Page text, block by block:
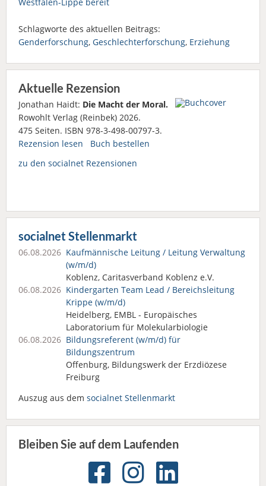
Schlagworte des aktuellen Beitrags:
Genderforschung, Geschlechterforschung, Erziehung
Aktuelle Rezension
Jonathan Haidt: Die Macht der Moral.
Rowohlt Verlag (Reinbek) 2026.
475 Seiten. ISBN 978-3-498-00797-3.
Rezension lesen
Buch bestellen
zu den socialnet Rezensionen
socialnet Stellenmarkt
06.08.2026 Kaufmännische Leitung / Leitung Verwaltung
(w/m/d)
Koblenz, Caritasverband Koblenz e.V.
06.08.2026 Kindergarten Team Lead / Bereichsleitung
Krippe (w/m/d)
Heidelberg, EMBL - Europäisches
Laboratorium für Molekularbiologie
06.08.2026 Bildungsreferent (w/m/d) für
Bildungszentrum
Offenburg, Bildungswerk der Erzdiözese
Freiburg
Auszug aus dem socialnet Stellenmarkt
Bleiben Sie auf dem Laufenden